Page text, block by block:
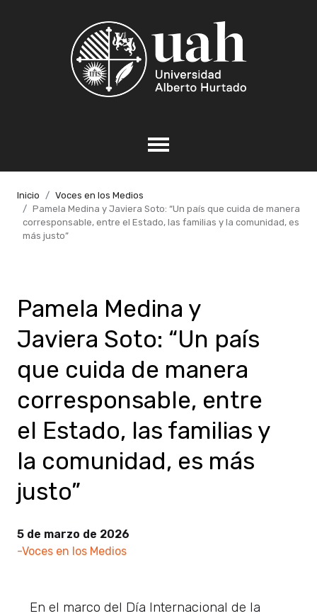
Inicio
Voces en los Medios
Pamela Medina y Javiera Soto: “Un país que cuida de manera
corresponsable, entre el Estado, las familias y la comunidad, es
más justo”
Pamela Medina y
Javiera Soto: “Un país
que cuida de manera
corresponsable, entre
el Estado, las familias y
la comunidad, es más
justo”
5 de marzo de 2026
-Voces en los Medios
En el marco del Día Internacional de la